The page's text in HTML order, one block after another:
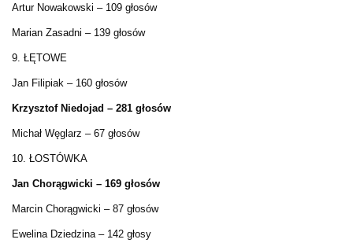
Artur Nowakowski – 109 głosów
Marian Zasadni – 139 głosów
9. ŁĘTOWE
Jan Filipiak – 160 głosów
Krzysztof Niedojad – 281 głosów
Michał Węglarz – 67 głosów
10. ŁOSTÓWKA
Jan Chorągwicki – 169 głosów
Marcin Chorągwicki – 87 głosów
Ewelina Dziedzina – 142 głosy